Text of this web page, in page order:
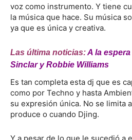
voz como instrumento. Y tiene
la música que hace. Su música
ya que es única y creativa.
Las última noticias:A la
Sinclar y Robbie Williams
Es tan completa esta dj que es
como por Techno y hasta
su expresión única. No se limita
produce o cuando Djing.